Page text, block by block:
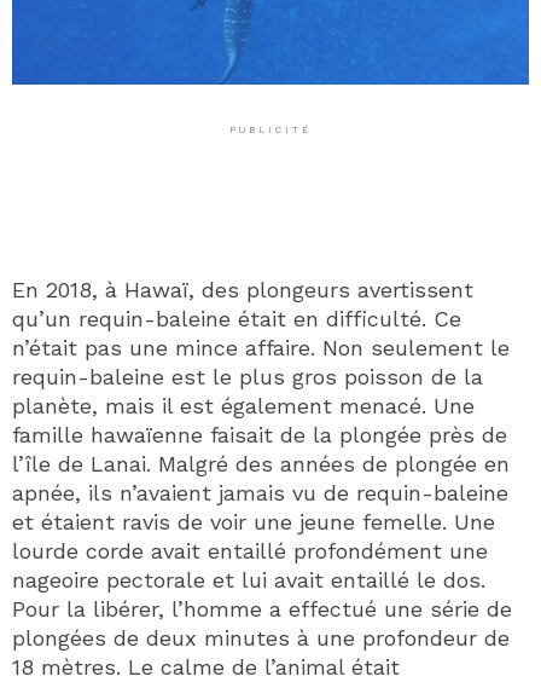
PUBLICITÉ
En 2018, à Hawaï, des plongeurs avertissent
qu’un requin-baleine était en difficulté. Ce
n’était pas une mince affaire. Non seulement le
requin-baleine est le plus gros poisson de la
planète, mais il est également menacé. Une
famille hawaïenne faisait de la plongée près de
l’île de Lanai. Malgré des années de plongée en
apnée, ils n’avaient jamais vu de requin-baleine
et étaient ravis de voir une jeune femelle. Une
lourde corde avait entaillé profondément une
nageoire pectorale et lui avait entaillé le dos.
Pour la libérer, l’homme a effectué une série de
plongées de deux minutes à une profondeur de
18 mètres. Le calme de l’animal était